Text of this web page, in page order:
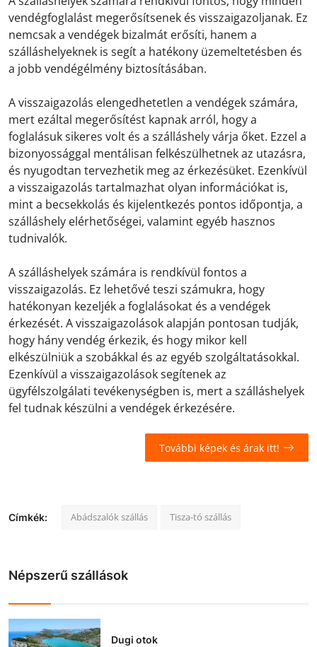
vendégfoglalást megerősítsenek és visszaigazoljanak. Ez
nemcsak a vendégek bizalmát erősíti, hanem a
szálláshelyeknek is segít a hatékony üzemeltetésben és
a jobb vendégélmény biztosításában.
A visszaigazolás elengedhetetlen a vendégek számára,
mert ezáltal megerősítést kapnak arról, hogy a
foglalásuk sikeres volt és a szálláshely várja őket. Ezzel a
bizonyossággal mentálisan felkészülhetnek az utazásra,
és nyugodtan tervezhetik meg az érkezésüket. Ezenkívül
a visszaigazolás tartalmazhat olyan információkat is,
mint a becsekkolás és kijelentkezés pontos időpontja, a
szálláshely elérhetőségei, valamint egyéb hasznos
tudnivalók.
A szálláshelyek számára is rendkívül fontos a
visszaigazolás. Ez lehetővé teszi számukra, hogy
hatékonyan kezeljék a foglalásokat és a vendégek
érkezését. A visszaigazolások alapján pontosan tudják,
hogy hány vendég érkezik, és hogy mikor kell
elkészülniük a szobákkal és az egyéb szolgáltatásokkal.
Ezenkívül a visszaigazolások segítenek az
ügyfélszolgálati tevékenységben is, mert a szálláshelyek
fel tudnak készülni a vendégek érkezésére.
További képek és árak itt!
Címkék: Abádszalók szállás Tisza-tó szállás
Népszerű szállások
Dugi otok